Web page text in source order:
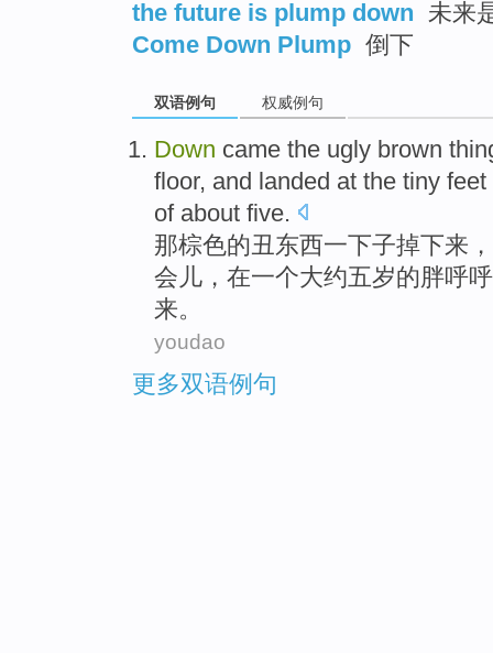
the future is plump down 未来
Come Down Plump 倒下
双语例句 权威例句
Down came the ugly brown
floor, and landed at the tiny feet
of about five.
那棕色的丑 东西一下子掉下来 ，
会儿， 在一个大约五岁的胖呼呼
来。
youdao
更多双语例句